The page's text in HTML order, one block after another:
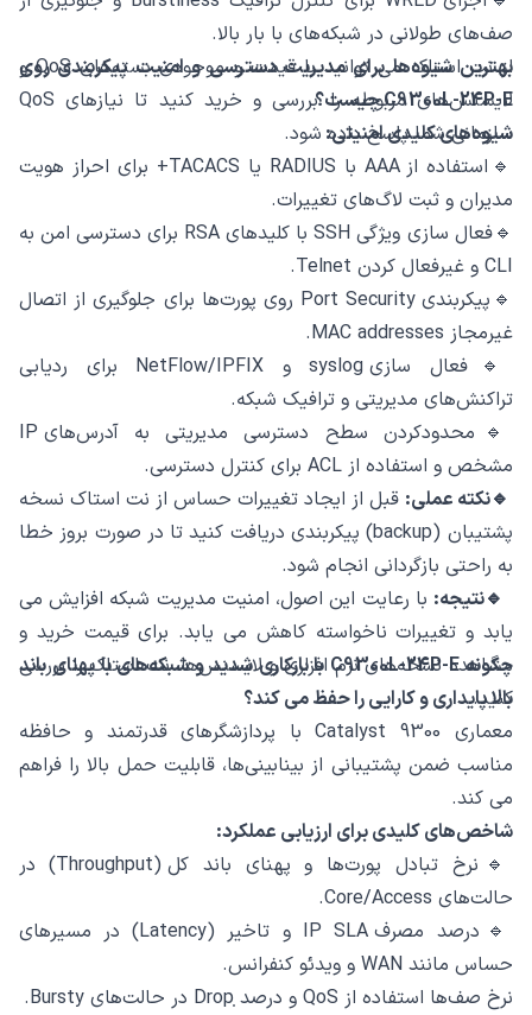
صف‌های طولانی در شبکه‌های با بار بالا.
از نت استاک می ‌توانید با قیمت و موجودی بسته‌های QoS و
لایسنس‌های مربوطه را بررسی و خرید کنید تا نیازهای QoS
سازمانی شما پاسخ داده شود.
بهترین شیوه‌ها برای مدیریت دسترسی و امنیت پیکربندی روی
C9300L-24P-E چیست؟
شیوه‌های کلیدی امنیتی:
🔹استفاده از AAA با RADIUS یا TACACS+ برای احراز هویت
مدیران و ثبت لاگ‌های تغییرات.
🔹فعال ‌سازی ویژگی SSH با کلیدهای RSA برای دسترسی امن به
CLI و غیرفعال‌ کردن Telnet.
🔹پیکربندی Port Security روی پورت‌ها برای جلوگیری از اتصال
غیرمجاز MAC addresses.
🔹فعال ‌سازی syslog و NetFlow/IPFIX برای ردیابی
تراکنش‌های مدیریتی و ترافیک شبکه.
🔹محدودکردن سطح دسترسی مدیریتی به آدرس‌های IP
مشخص و استفاده از ACL برای کنترل دسترسی.
🔹نکته عملی: قبل از ایجاد تغییرات حساس از نت استاک نسخه
پشتیبان (backup) پیکربندی دریافت کنید تا در صورت بروز خطا
به‌ راحتی بازگردانی انجام شود.
🔹نتیجه: با رعایت این اصول، امنیت مدیریت شبکه افزایش می
‌یابد و تغییرات ناخواسته کاهش می ‌یابد. برای قیمت خرید و
مشاهده نسخه‌های نرم ‌افزاری و لایسنس‌ها، نت استاک را بررسی
کنید.
چگونه C9300L-24P-E با بارکاری شدید و شبکه‌های با پهنای باند
بالا پایداری و کارایی را حفظ می ‌کند؟
معماری Catalyst 9300 با پردازشگرهای قدرتمند و حافظه
مناسب ضمن پشتیبانی از بینابینی‌ها، قابلیت حمل بالا را فراهم
می‌ کند.
شاخص‌های کلیدی برای ارزیابی عملکرد:
🔹نرخ تبادل پورت‌ها و پهنای باند کل (Throughput) در
حالت‌های Core/Access.
🔹درصد مصرف IP SLA و تاخیر (Latency) در مسیرهای
حساس مانند WAN و ویدئو کنفرانس.
نرخ صف‌ها استفاده از QoS و درصد ̣Drop در حالت‌های Bursty.